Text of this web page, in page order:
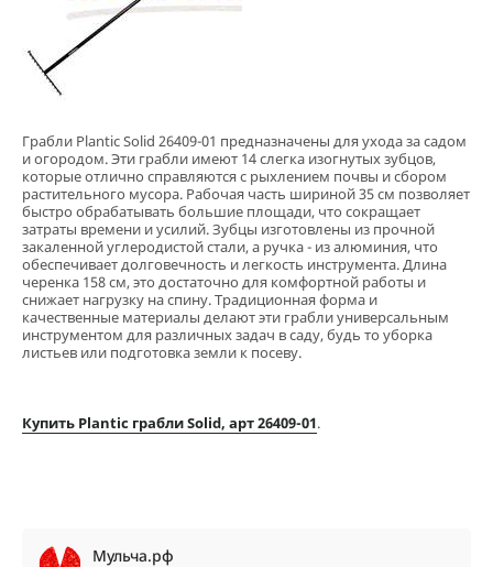
Грабли Plantic Solid 26409-01 предназначены для ухода за садом
и огородом. Эти грабли имеют 14 слегка изогнутых зубцов,
которые отлично справляются с рыхлением почвы и сбором
растительного мусора. Рабочая часть шириной 35 см позволяет
быстро обрабатывать большие площади, что сокращает
затраты времени и усилий. Зубцы изготовлены из прочной
закаленной углеродистой стали, а ручка - из алюминия, что
обеспечивает долговечность и легкость инструмента. Длина
черенка 158 см, это достаточно для комфортной работы и
снижает нагрузку на спину. Традиционная форма и
качественные материалы делают эти грабли универсальным
инструментом для различных задач в саду, будь то уборка
листьев или подготовка земли к посеву.
Купить Plantic грабли Solid, арт 26409-01.
Мульча.рф